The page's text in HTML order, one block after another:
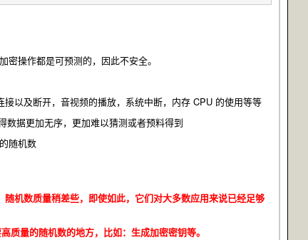
操作都是可预测的，因此不安全。
以及断开，音视频的播放，系统中断，内存 CPU 的使用等等
数据更加无序，更加难以猜测或者预料得到
随机数
机数质量稍差些，即使如此，它们对大多数应用来说已经足够
量的随机数的地方，比如：生成加密密钥等。